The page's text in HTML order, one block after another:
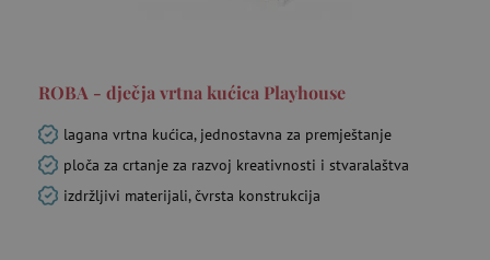
ROBA - dječja vrtna kućica Playhouse
lagana vrtna kućica, jednostavna za premještanje
ploča za crtanje za razvoj kreativnosti i stvaralaštva
izdržljivi materijali, čvrsta konstrukcija